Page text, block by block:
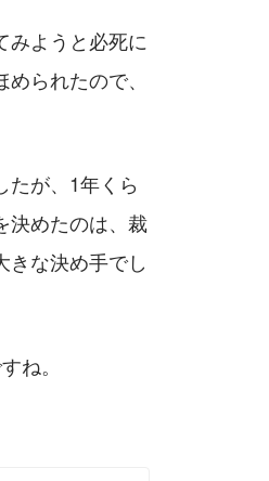
みようと必死に
られたので、
たが、1年くら
決めたのは、裁
きな決め手でし
ね。